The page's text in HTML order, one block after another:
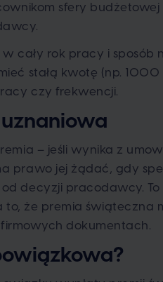
sfery
cały rok pracy i sposób
stałą kwotę (np. 1000
czy frekwencji.
– jeśli wynika z
prawo jej żądać, gdy
decyzji pracodawcy. To
że premia świąteczna
dokumentach.